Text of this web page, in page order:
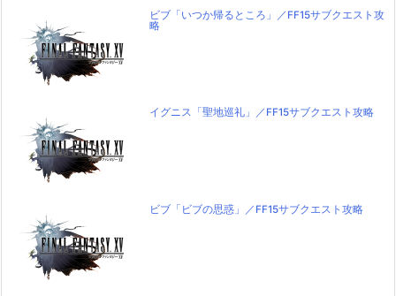
ビブ「いつか帰るところ」／FF15サブクエスト攻
略
イグニス「聖地巡礼」／FF15サブクエスト攻略
ビブ「ビブの思惑」／FF15サブクエスト攻略